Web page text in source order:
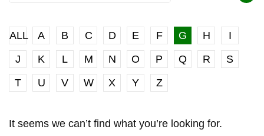
ALL A B C D E F G H
I
J
K L M N O P Q R
S
T
U V W X Y Z
It seems we can’t find what you’re looking for.